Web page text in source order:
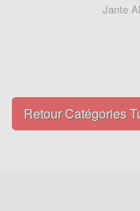
Jante
Retour Catégories